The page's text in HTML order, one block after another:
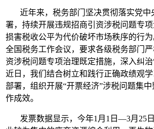
近年来，税务部门坚决贯彻落实党中
署，持续开展违规招商引资涉税问题专
损害税收公平为代价破坏市场秩序的行
全国税务工作会议，要求各级税务部门严
资涉税问题专项治理既定措施，深入纠治
近日，我们结合树立和践行正确政绩观
部署，组织开展“开票经济”涉税问题集
作成效。
发票数据显示，今年1月1日—3月25